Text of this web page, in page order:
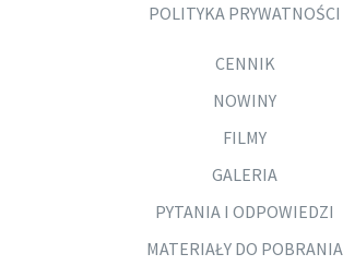
POLITYKA PRYWATNOŚCI
CENNIK
NOWINY
FILMY
GALERIA
PYTANIA I ODPOWIEDZI
MATERIAŁY DO POBRANIA